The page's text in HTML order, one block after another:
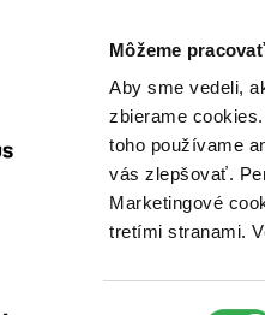
Môžeme
Aby sme vedeli,
zbierame
toho používame
vás zlepšovať.
Marketingové
tretími stranami.
Poukážky